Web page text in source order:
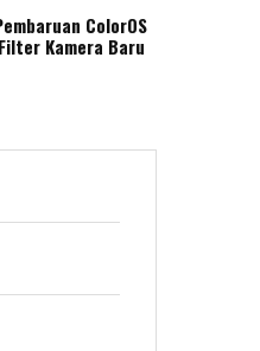
ColorOS
Kamera Baru